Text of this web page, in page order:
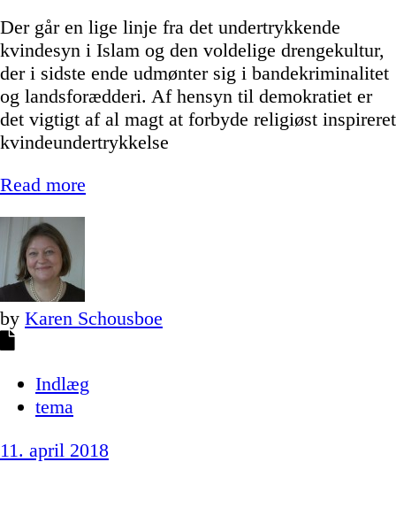
Der går en lige linje fra det undertrykkende
kvindesyn i Islam og den voldelige drengekultur,
der i sidste ende udmønter sig i bandekriminalitet
og landsforædderi. Af hensyn til demokratiet er
det vigtigt af al magt at forbyde religiøst inspireret
kvindeundertrykkelse
Read more
by Karen Schousboe
Indlæg
tema
11. april 2018